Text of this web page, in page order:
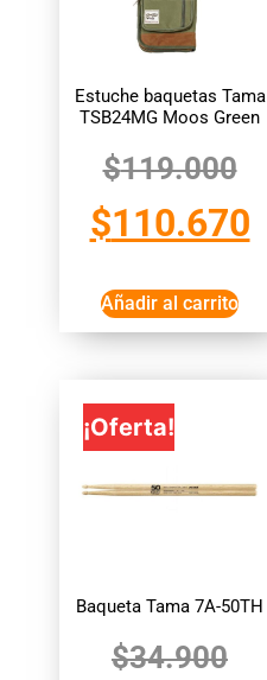
Estuche baquetas Tama
TSB24MG Moos Green
$119.000
$110.670
Añadir al carrito
¡Oferta!
Baqueta Tama 7A-50TH
$34.900